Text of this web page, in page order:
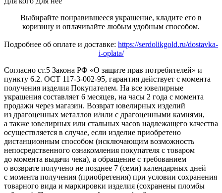
Выбирайте понравившееся украшение, кладите его в
коризину и оплачивайте любым удобным способом.
Подробнее об оплате и доставке: https://serdolikgold.ru/dostavka-
i-oplata/
Согласно ст.5 Закона РФ «О защите прав потребителей» и
пункту 6.2. ОСТ 117-3-002-95, гарантия действует с момента
получения изделия Покупателем. На все ювелирные
украшения составляет 6 месяцев, на часы 2 года с момента
продажи через магазин. Возврат ювелирных изделий
из драгоценных металлов и/или с драгоценными камнями,
а также ювелирных или стальных часов надлежащего качества
осуществляется в случае, если изделие приобретено
дистанционным способом (исключающим возможность
непосредственного ознакомления покупателя с товаром
до момента выдачи чека), а обращение с требованием
о возврате получено не позднее 7 (семи) календарных дней
с момента получения (приобретения) при условии сохранения
товарного вида и маркировки изделия (сохранены пломбы